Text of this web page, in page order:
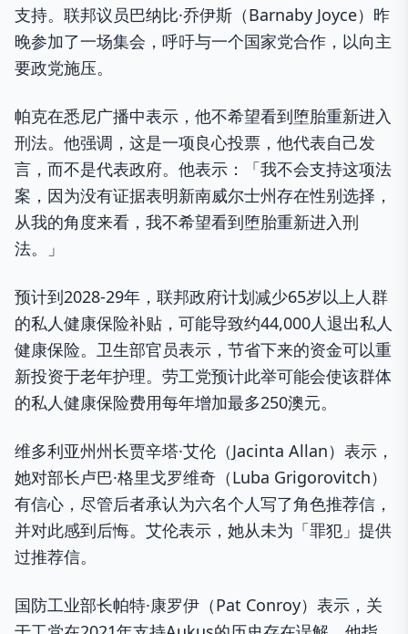
支持。联邦议员巴纳比·乔伊斯（Barnaby Joyce）昨
晚参加了一场集会，呼吁与一个国家党合作，以向主
要政党施压。
帕克在悉尼广播中表示，他不希望看到堕胎重新进入
刑法。他强调，这是一项良心投票，他代表自己发
言，而不是代表政府。他表示：「我不会支持这项法
案，因为没有证据表明新南威尔士州存在性别选择，
从我的角度来看，我不希望看到堕胎重新进入刑
法。」
预计到2028-29年，联邦政府计划减少65岁以上人群
的私人健康保险补贴，可能导致约44,000人退出私人
健康保险。卫生部官员表示，节省下来的资金可以重
新投资于老年护理。劳工党预计此举可能会使该群体
的私人健康保险费用每年增加最多250澳元。
维多利亚州州长贾辛塔·艾伦（Jacinta Allan）表示，
她对部长卢巴·格里戈罗维奇（Luba Grigorovitch）
有信心，尽管后者承认为六名个人写了角色推荐信，
并对此感到后悔。艾伦表示，她从未为「罪犯」提供
过推荐信。
国防工业部长帕特·康罗伊（Pat Conroy）表示，关